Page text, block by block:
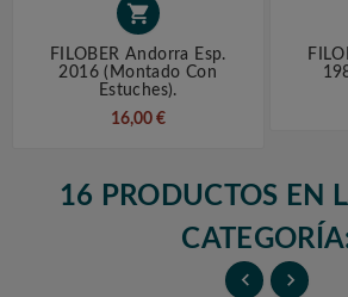

FILOBER Andorra Esp.
2016 (montado Con
Estuches).
16,00 €
16 PRODUCTOS EN
 